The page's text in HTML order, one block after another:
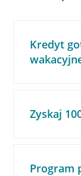
Kredyt
Zyskaj
Program